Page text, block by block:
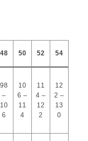
48 50 52 54
98
–
10
6
10
6 –
11
4
11
4 –
12
2
12
2 –
13
0